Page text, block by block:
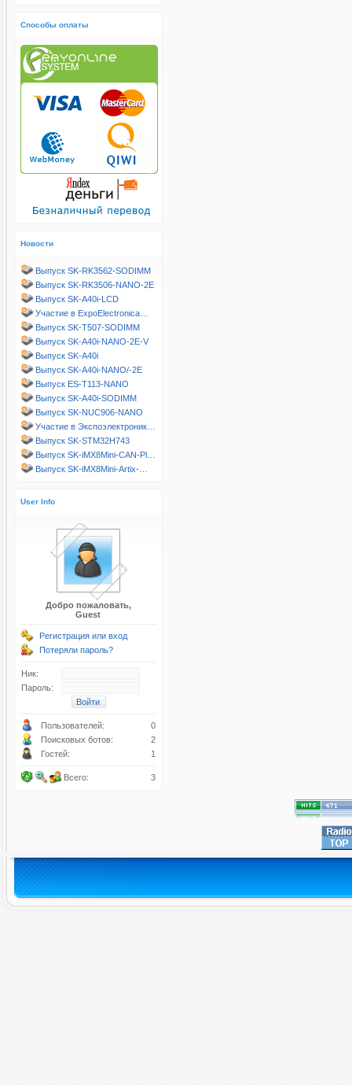
Способы оплаты
Новости
Выпуск SK-RK3562-SODIMM
Выпуск SK-RK3506-NANO-2E
Выпуск SK-A40i-LCD
Участие в ExpoElectronica…
Выпуск SK-T507-SODIMM
Выпуск SK-A40i-NANO-2E-V
Выпуск SK-A40i
Выпуск SK-A40i-NANO/-2E
Выпуск ES-T113-NANO
Выпуск SK-A40i-SODIMM
Выпуск SK-NUC906-NANO
Участие в Экспоэлектроник…
Выпуск SK-STM32H743
Выпуск SK-iMX8Mini-CAN-Pl…
Выпуск SK-iMX8Mini-Artix-…
User Info
Добро пожаловать,
Guest
Регистрация или вход
Потеряли пароль?
Ник:
Пароль:
Пользователей:
0
Поисковых ботов:
2
Гостей:
1
Всего: 3